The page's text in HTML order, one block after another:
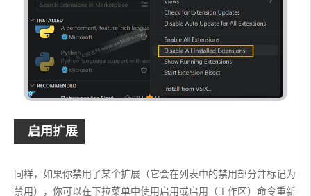
启用扩展
同样，如果你禁用了某个扩展（它会在列表中的禁用部分并标记为
禁用），你可以在下拉菜单中使用启用或启用（工作区）命令重新